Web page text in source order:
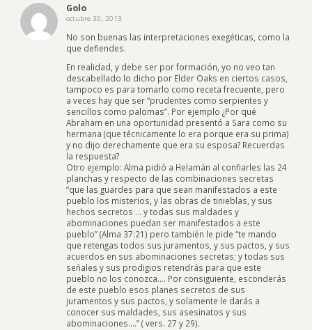
Golo
octubre 30, 2013
No son buenas las interpretaciones exegéticas, como la
que defiendes.
En realidad, y debe ser por formación, yo no veo tan
descabellado lo dicho por Elder Oaks en ciertos casos,
tampoco es para tomarlo como receta frecuente, pero
a veces hay que ser “prudentes como serpientes y
sencillos como palomas”. Por ejemplo ¿Por qué
Abraham en una oportunidad presentó a Sara como su
hermana (que técnicamente lo era porque era su prima)
y no dijo derechamente que era su esposa? Recuerdas
la respuesta?
Otro ejemplo: Alma pidió a Helamán al confiarles las 24
planchas y respecto de las combinaciones secretas
“que las guardes para que sean manifestados a este
pueblo los misterios, y las obras de tinieblas, y sus
hechos secretos … y todas sus maldades y
abominaciones puedan ser manifestados a este
pueblo” (Alma 37:21) pero también le pide “te mando
que retengas todos sus juramentos, y sus pactos, y sus
acuerdos en sus abominaciones secretas; y todas sus
señales y sus prodigios retendrás para que este
pueblo no los conozca…. Por consiguiente, esconderás
de este pueblo esos planes secretos de sus
juramentos y sus pactos, y solamente le darás a
conocer sus maldades, sus asesinatos y sus
abominaciones….” ( vers. 27 y 29).